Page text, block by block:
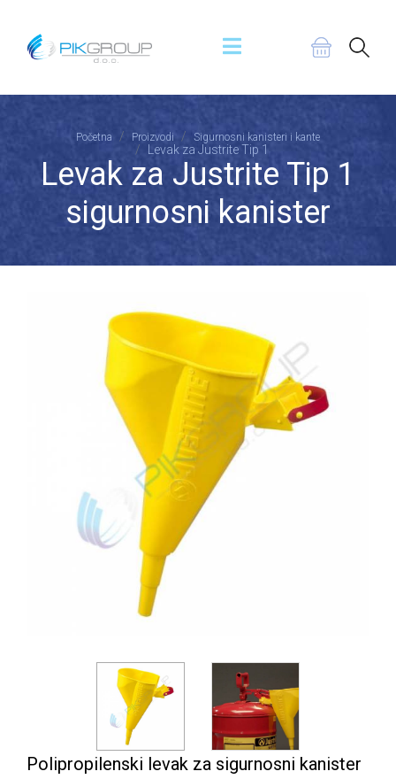
Početna Proizvodi Sigurnosni kanisteri i kante
Levak za Justrite Tip 1
Levak za Justrite Tip 1
sigurnosni kanister
Polipropilenski levak za sigurnosni kanister